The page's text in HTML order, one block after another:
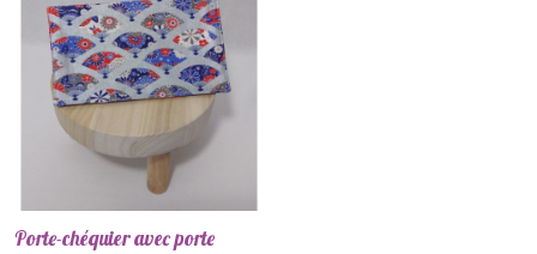
Porte-chéquier avec porte